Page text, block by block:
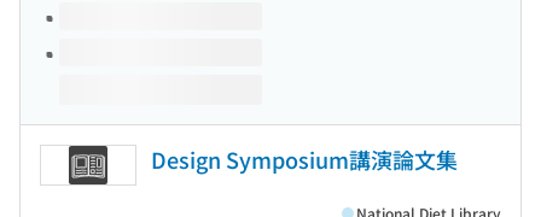
Design Symposium講演論文集
National Diet Library